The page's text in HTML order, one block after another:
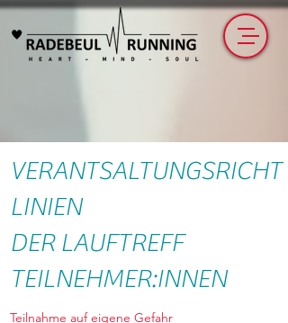
VERANTSALTUNGSRICHT
LINIEN
DER LAUFTREFF
TEILNEHMER:INNEN
Teilnahme auf eigene Gefahr